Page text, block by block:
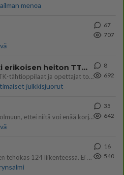
menoa
67
707
Ernest Lawson täräytti erikoisen heiton TTK-lehdistötilaisuudessa: " Onko tässä tarkoituksena...?"
Ernest Lawson esitteli uudet TTK-tähtioppilaat ja opettajat torstaina 6.8. lehdistölle. Tulevalla kaudella on yksi hausk
julkkisjuorut
8
692
Välimme menivät niin pahasti solmuun, ettei niitä voi enää korjata. On aika jatkaa elämässä eteenpäin. Toivon sulle kaik
35
642
Oli tänään hyrskällä melekoosen tehokas 124 liikenteessä. Ei paljon vastamäki haitannu....
16
540